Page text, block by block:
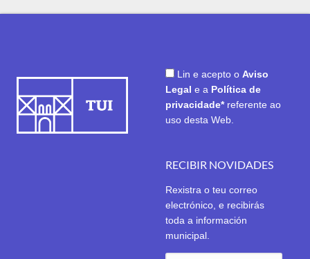
Lin e acepto o Aviso
Legal e a Política de
privacidade* referente ao
uso desta Web.
RECIBIR NOVIDADES
Rexistra o teu correo
electrónico, e recibirás
toda a información
municipal.